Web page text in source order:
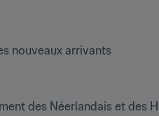
nouveaux arrivants
des Néerlandais et des